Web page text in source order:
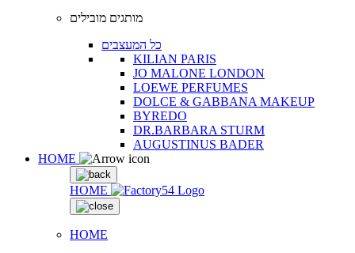
מותגים מובילים
כל המעצבים
KILIAN PARIS
JO MALONE LONDON
LOEWE PERFUMES
DOLCE & GABBANA MAKEUP
BYREDO
DR.BARBARA STURM
AUGUSTINUS BADER
HOME
HOME
HOME